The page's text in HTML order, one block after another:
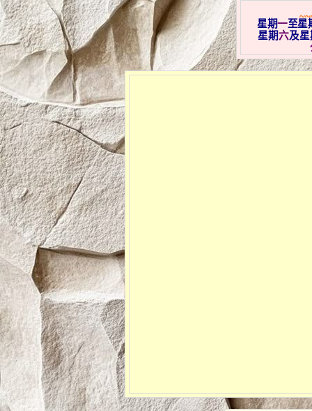
星期一至星
星期六及星